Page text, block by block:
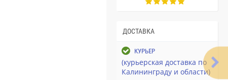
ДОСТАВКА
КУРЬЕР
(курьерская доставка по
Калининграду и области)